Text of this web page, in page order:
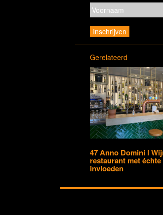
Gerelateerd
47 Anno Domini ǀ
restaurant met
invloeden